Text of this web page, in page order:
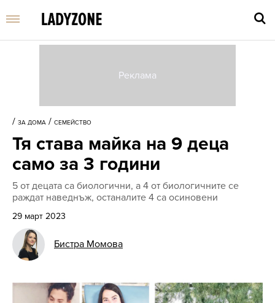
/ ЗА ДОМА / СЕМЕЙСТВО
Тя става майка на 9 деца
само за 3 години
5 от децата са биологични, а 4 от биологичните се
раждат наведнъж, останалите 4 са осиновени
29 март 2023
Бистра Момова